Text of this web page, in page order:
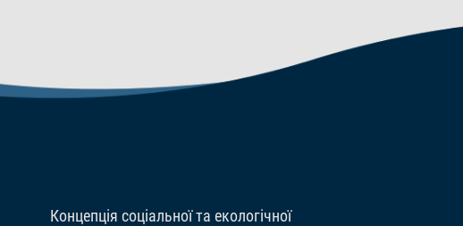
Концепція соціальної та екологічної